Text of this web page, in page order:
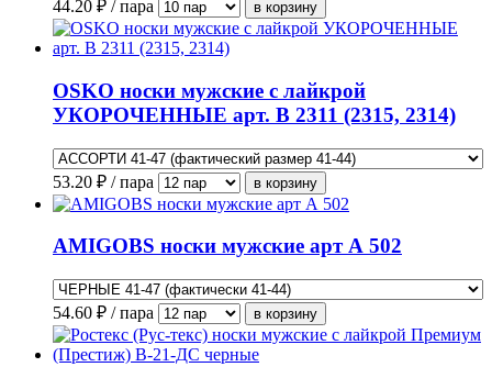
44.20 ₽ / пара
OSKO носки мужские с лайкрой
УКОРОЧЕННЫЕ арт. В 2311 (2315, 2314)
53.20 ₽ / пара
AMIGOBS носки мужские арт А 502
54.60 ₽ / пара